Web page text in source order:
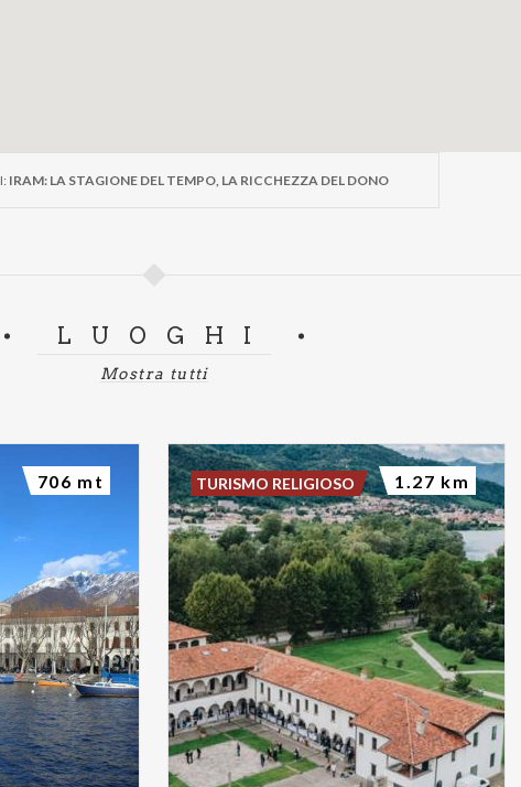
IRAM: LA STAGIONE DEL TEMPO, LA RICCHEZZA DEL DONO
LUOGHI
Mostra tutti
706 mt TURISMO RELIGIOSO 1.27 km